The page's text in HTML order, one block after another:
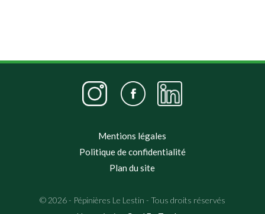
Mentions légales
Politique de confidentialité
Plan du site
© 2026 - Pépinières Le Lestin - Tous droits réservés